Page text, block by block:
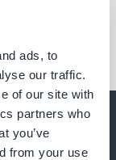
ads, to
our traffic.
of our site with
partners who
you’ve
from your use